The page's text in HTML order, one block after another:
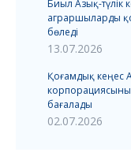
Биыл Азық-түлік
аграршыларды
бөледі
13.07.2026
Қоғамдық кеңес
бағалады
02.07.2026